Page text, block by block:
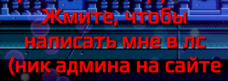
Жмите, чтобы
написать мне в лс
(ник админа на сайте